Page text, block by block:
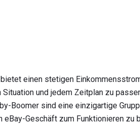
einen stetigen
und jedem Zeitplan zu
Boomer sind eine einzigartige
Geschäft zum Funktionieren zu